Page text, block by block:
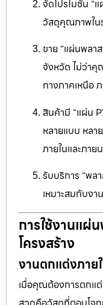
จัดโปรโมชัน “
วัสดุคุณภาพใน
ขาย “แผ่นพลา
จังหวัด ไม่ว่าคุ
ทางภาคเหนือ
สินค้ามี “แผ่น
หลายแบบ หลา
ภายในและภาย
รับบริการ “พล
เหมาะสมกับงา
การใช้งานแผ่
โครงสร้าง
งานตกแต่งภาย
เมื่อคุณต้องการตกแ